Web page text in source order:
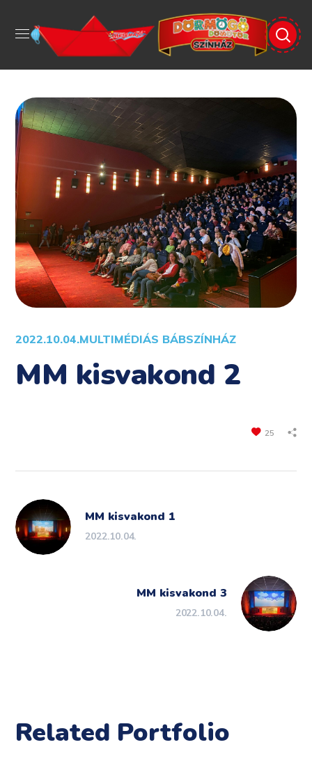
2022.10.04.MULTIMÉDIÁS BÁBSZÍNHÁZ
MM kisvakond 2
25
MM kisvakond 1
2022.10.04.
MM kisvakond 3
2022.10.04.
Related Portfolio